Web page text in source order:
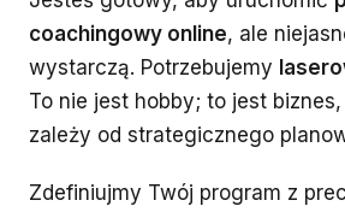
coachingowy online, ale
wystarczą. Potrzebujemy
To nie jest hobby; to jest
zależy od strategicznego
Zdefiniujmy Twój program z